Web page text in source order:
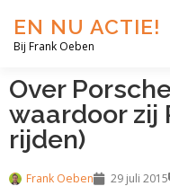
EN NU ACTIE!
Bij Frank Oeben
EN NU JIJ! EN NU
SHOP
Over
waardoor zij
rijden)
Frank Oeben 29 juli 2015